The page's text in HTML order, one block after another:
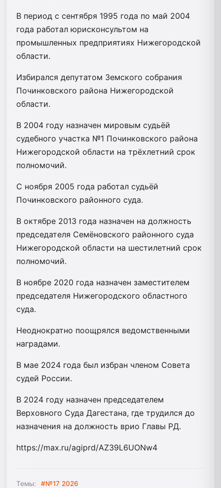
В период с сентября 1995 года по май 2004
года работал юрисконсультом на
промышленных предприятиях Нижегородской
области.
Избирался депутатом Земского собрания
Починковского района Нижегородской
области.
В 2004 году назначен мировым судьёй
судебного участка №1 Починковского района
Нижегородской области на трёхлетний срок
полномочий.
С ноября 2005 года работал судьёй
Починковского районного суда.
В октябре 2013 года назначен на должность
председателя Семёновского районного суда
Нижегородской области на шестилетний срок
полномочий.
В ноябре 2020 года назначен заместителем
председателя Нижегородского областного
суда.
Неоднократно поощрялся ведомственными
наградами.
В мае 2024 года был избран членом Совета
судей России.
В 2024 году назначен председателем
Верховного Суда Дагестана, где трудился до
назначения на должность врио Главы РД.
https://max.ru/agiprd/AZ39L6UONw4
Темы: #№17 2026